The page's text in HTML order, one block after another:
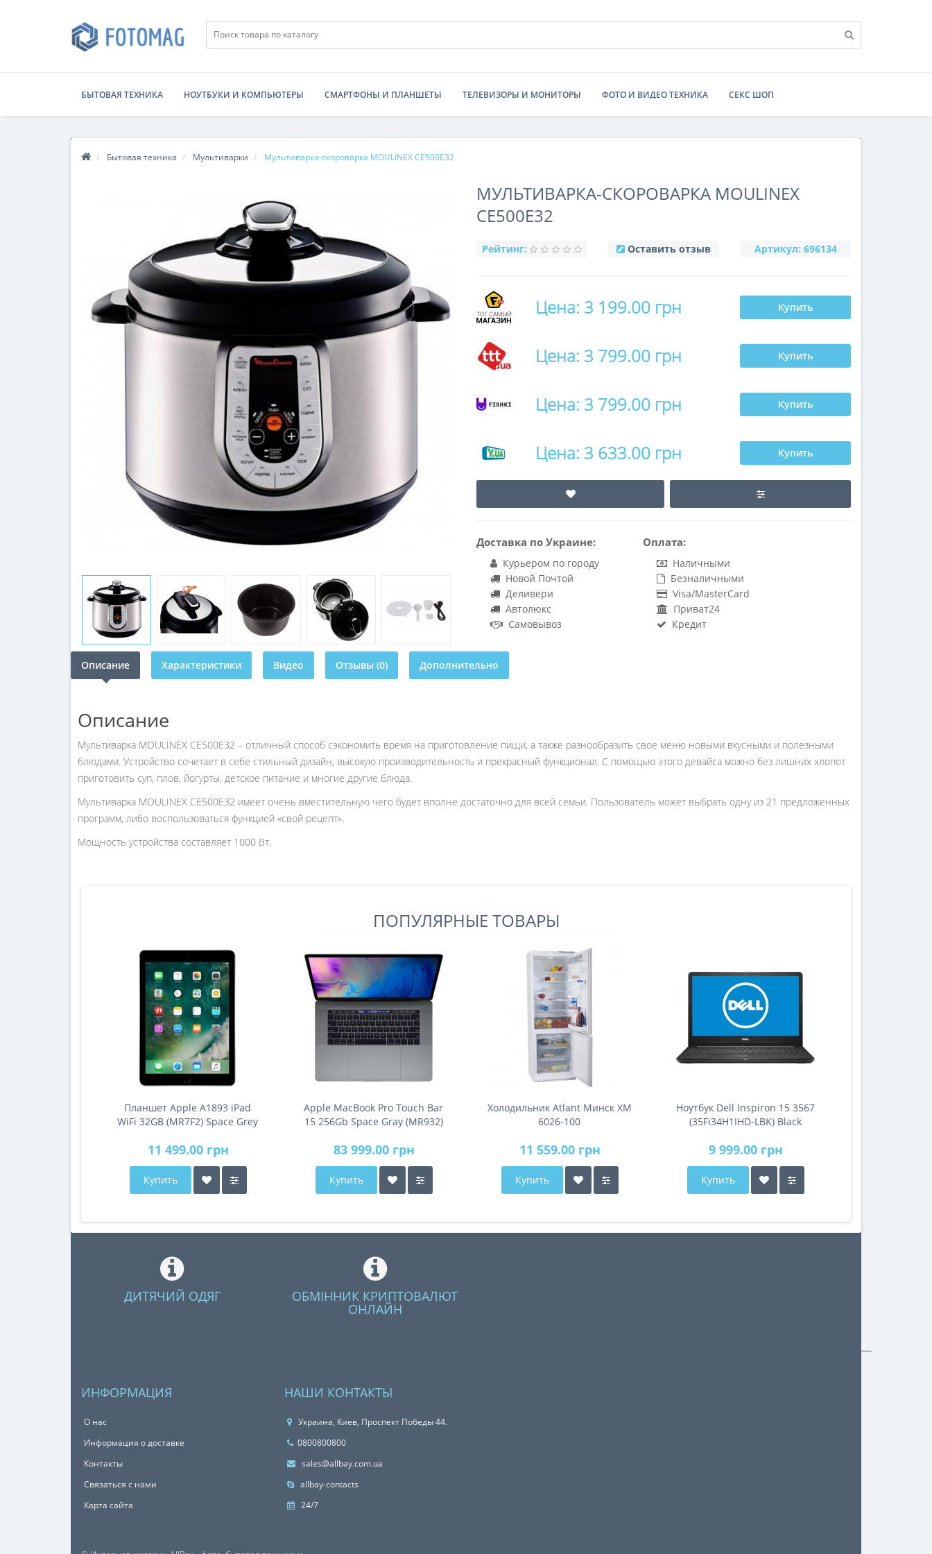
БЫТОВАЯ ТЕХНИКА НОУТБУКИ И КОМПЬЮТЕРЫ СМАРТФОНЫ И ПЛАНШЕТЫ ТЕЛЕВИЗОРЫ И МОНИТОРЫ ФОТО И ВИДЕО ТЕХНИКА СЕКС ШОП
Бытовая техника Мультиварки Мультиварка-скороварка MOULINEX CE500E32
МУЛЬТИВАРКА-СКОРОВАРКА MOULINEX
CE500E32
Рейтинг: Оставить отзыв Артикул: 696134
Цена: 3 199.00 грн Купить
Цена: 3 799.00 грн Купить
Цена: 3 799.00 грн Купить
Цена: 3 633.00 грн Купить
Доставка по Украине:
Курьером по городу
Новой Почтой
Деливери
Автолюкс
Самовывоз
Оплата:
Наличными
Безналичными
Visa/MasterCard
Приват24
Кредит
Описание Характеристики Видео Отзывы (0) Дополнительно
Описание
Мультиварка MOULINEX CE500E32 – отличный способ сэкономить время на приготовление пищи, а также разнообразить свое меню новыми вкусными и полезными
блюдами. Устройство сочетает в себе стильный дизайн, высокую производительность и прекрасный функционал. С помощью этого девайса можно без лишних хлопот
приготовить суп, плов, йогурты, детское питание и многие другие блюда.
Мультиварка MOULINEX CE500E32 имеет очень вместительную чего будет вполне достаточно для всей семьи. Пользователь может выбрать одну из 21 предложенных
программ, либо воспользоваться функцией «свой рецепт».
Мощность устройства составляет 1000 Вт.
ПОПУЛЯРНЫЕ ТОВАРЫ
Планшет Apple A1893 iPad
WiFi 32GB (MR7F2) Space Grey
11 499.00 грн
Купить
Apple MacBook Pro Touch Bar
15 256Gb Space Gray (MR932)
83 999.00 грн
Купить
Холодильник Atlant Минск ХМ
6026-100
11 559.00 грн
Купить
Ноутбук Dell Inspiron 15 3567
(35Fi34H1IHD-LBK) Black
9 999.00 грн
Купить
ДИТЯЧИЙ ОДЯГ ОБМІННИК КРИПТОВАЛЮТ
ОНЛАЙН
ИНФОРМАЦИЯ
О нас
Информация о доставке
Контакты
Связаться с нами
Карта сайта
НАШИ КОНТАКТЫ
Украина, Киев, Проспект Победы 44.
0800800800
sales@allbay.com.ua
allbay-contacts
24/7